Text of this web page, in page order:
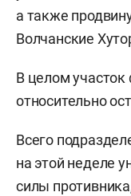
а также
Волчанские
В целом участок
относительно
Всего
на этой неделе
силы